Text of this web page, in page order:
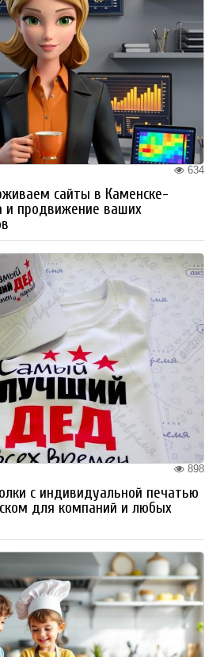
634
сайты в Каменске-
и продвижение ваших
898
с индивидуальной печатью
для компаний и любых